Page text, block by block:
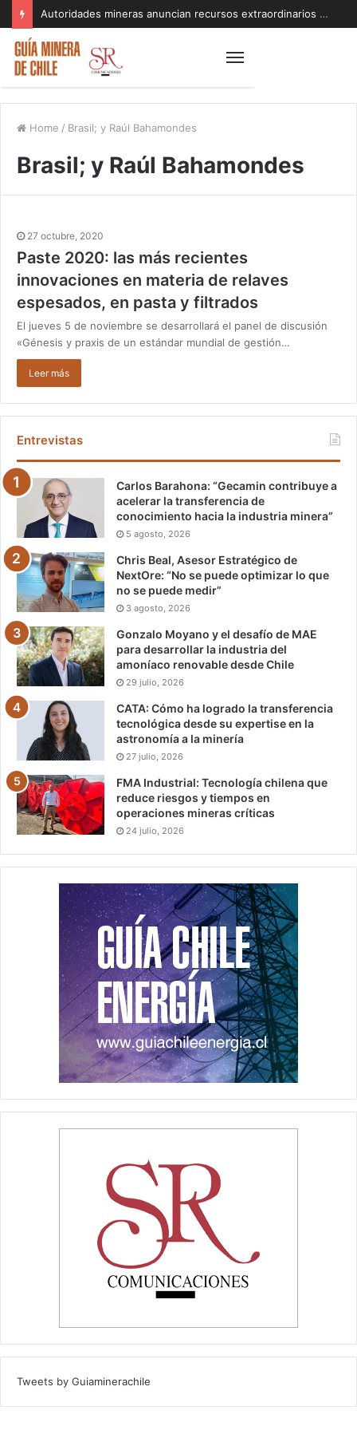
Autoridades mineras anuncian recursos extraordinarios para pequeños mineros afectados por el sistema frontal en Coquimbo y Atacama
Home / Brasil; y Raúl Bahamondes
Brasil; y Raúl Bahamondes
27 octubre, 2020
Paste 2020: las más recientes
innovaciones en materia de relaves
espesados, en pasta y filtrados
El jueves 5 de noviembre se desarrollará el panel de discusión
«Génesis y praxis de un estándar mundial de gestión…
Leer más
Entrevistas
Carlos Barahona: “Gecamin contribuye a
acelerar la transferencia de
conocimiento hacia la industria minera”
5 agosto, 2026
Chris Beal, Asesor Estratégico de
NextOre: “No se puede optimizar lo que
no se puede medir”
3 agosto, 2026
Gonzalo Moyano y el desafío de MAE
para desarrollar la industria del
amoníaco renovable desde Chile
29 julio, 2026
CATA: Cómo ha logrado la transferencia
tecnológica desde su expertise en la
astronomía a la minería
27 julio, 2026
FMA Industrial: Tecnología chilena que
reduce riesgos y tiempos en
operaciones mineras críticas
24 julio, 2026
Tweets by Guiaminerachile